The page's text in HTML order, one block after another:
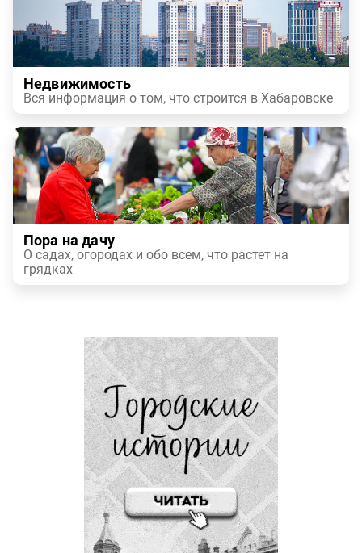
Недвижимость
Вся информация о том, что строится в Хабаровске
Пора на дачу
О садах, огородах и обо всем, что растет на
грядках